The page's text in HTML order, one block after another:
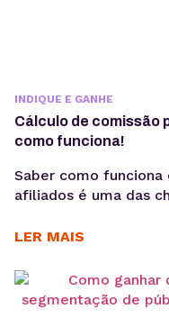
INDIQUE E GANHE
Cálculo de comissão
como funciona!
Saber como
afiliados é uma das
você vai aprender a
no Programa de
as comissões podem
LER MAIS